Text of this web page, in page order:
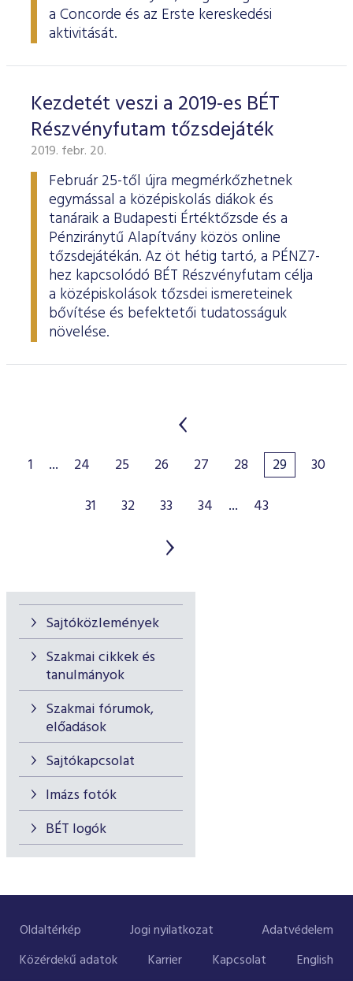
Sajtóközlemények
Szakmai cikkek és
tanulmányok
Szakmai fórumok,
előadások
Sajtókapcsolat
Imázs fotók
BÉT logók
a Concorde és az Erste kereskedési
aktivitását.
Kezdetét veszi a 2019-es BÉT
Részvényfutam tőzsdejáték
2019. febr. 20.
Február 25-től újra megmérkőzhetnek
egymással a középiskolás diákok és
tanáraik a Budapesti Értéktőzsde és a
Pénziránytű Alapítvány közös online
tőzsdejátékán. Az öt hétig tartó, a PÉNZ7-
hez kapcsolódó BÉT Részvényfutam célja
a középiskolások tőzsdei ismereteinek
bővítése és befektetői tudatosságuk
növelése.
1 ... 24 25 26 27 28 29
30
31
32 33 34 ... 43
Oldaltérkép Jogi nyilatkozat
Adatvédelem
Közérdekű adatok
Karrier Kapcsolat English